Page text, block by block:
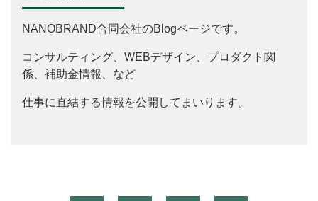
NANOBRAND合同会社のBlogページです。
コンサルティング、WEBデザイン、プロダクト関
係、補助金情報、など
仕事に直結する情報を公開してまいります。